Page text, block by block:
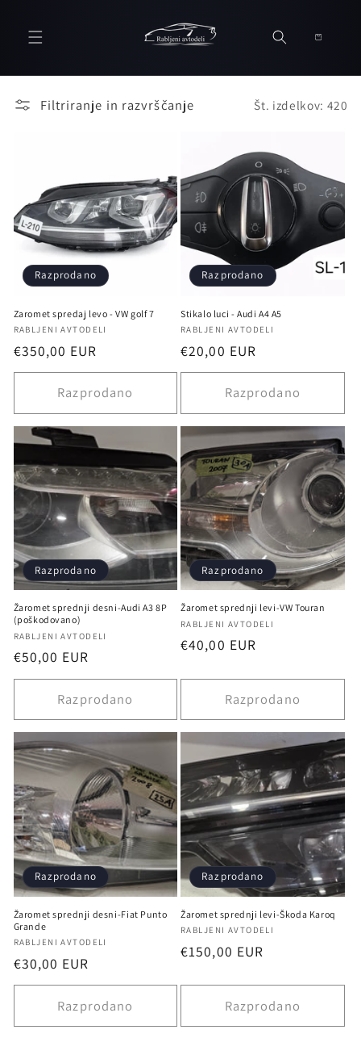
vsebino
Košarica
Filtriranje in razvrščanje Št. izdelkov: 420
Razprodano
Zaromet spredaj levo - VW golf 7
Ponudnik:
RABLJENI AVTODELI
Redna
cena
€350,00 EUR
Razprodano
Razprodano
Stikalo luci - Audi A4 A5
Ponudnik:
RABLJENI AVTODELI
Redna
cena
€20,00 EUR
Razprodano
Razprodano
Žaromet sprednji desni-Audi A3 8P
(poškodovano)
Ponudnik:
RABLJENI AVTODELI
Redna
cena
€50,00 EUR
Razprodano
Razprodano
Žaromet sprednji levi-VW Touran
Ponudnik:
RABLJENI AVTODELI
Redna
€40,00 EUR
Razprodano
Razprodano
Žaromet sprednji desni-Fiat Punto
Grande
Ponudnik:
RABLJENI AVTODELI
Redna
cena
€30,00 EUR
Razprodano
Razprodano
Žaromet sprednji levi-Škoda Karoq
Ponudnik:
RABLJENI AVTODELI
Redna
€150,00 EUR
Razprodano